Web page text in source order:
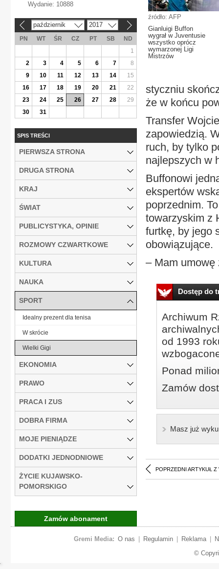
źródło: AFP
Gianluigi Buffon
wygrał w Juventusie
wszystko oprócz
wymarzonej Ligi
Mistrzów
styczniu
że w końcu
Transfer
zapowiedzią.
ruch, by tylko
najlepszych w
Buffonowi
ekspertów
poprzednim.
towarzyskim z
furtkę, by jego
obowiązujące.
– Mam umowę
Dostęp do
Archiwum
od 1993
Ponad
Zamów
Masz już
POPRZEDNI ARTYKUŁ Z
Wydanie: 10888
październik 2017
PN WT ŚR CZ PT SB
ND
1
2
3 4 5 6 7
8
9
10 11 12 13 14
15
16
17 18 19 20 21
22
23
24 25 26 27 28
29
30
31
SPIS TREŚCI
PIERWSZA STRONA
DRUGA STRONA
KRAJ
ŚWIAT
PUBLICYSTYKA, OPINIE
ROZMOWY CZWARTKOWE
KULTURA
NAUKA
SPORT
Idealny prezent dla tenisa
W skrócie
Wielki Gigi
EKONOMIA
PRAWO
PRACA I ZUS
DOBRA FIRMA
MOJE PIENIĄDZE
DODATKI JEDNODNIOWE
ŻYCIE KUJAWSKO-
POMORSKIGO
Zamów abonament
Gremi Media: O nas Regulamin Reklama
©